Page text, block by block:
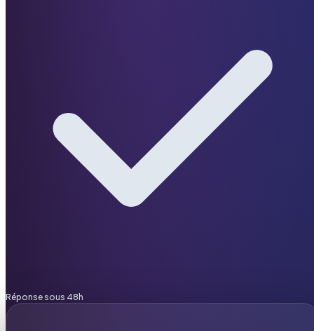
Réponse sous 48h